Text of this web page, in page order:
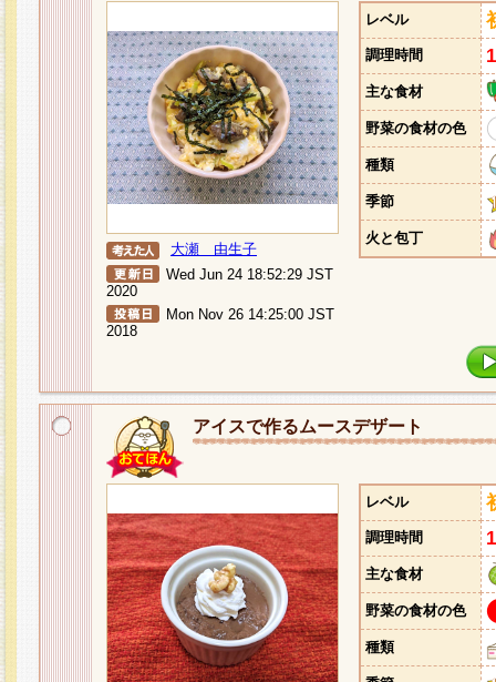
大瀬 由生子
Wed Jun 24 18:52:29 JST
2020
Mon Nov 26 14:25:00 JST
2018
レベル
調理時間
主な食材
野菜の食材の色
種類
季節
火と包丁
アイスで作るムースデザート
レベル
調理時間
主な食材
野菜の食材の色
種類